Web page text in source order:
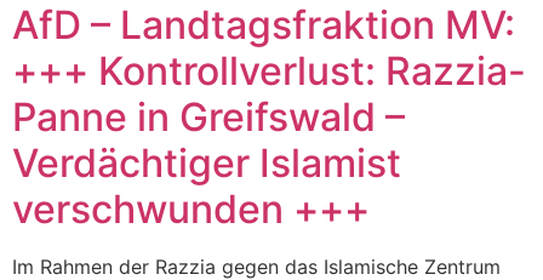
AfD – Landtagsfraktion MV:
+++ Kontrollverlust: Razzia-
Panne in Greifswald –
Verdächtiger Islamist
verschwunden +++
Im Rahmen der Razzia gegen das Islamische Zentrum